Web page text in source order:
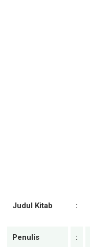
Judul Kitab :
Penulis :